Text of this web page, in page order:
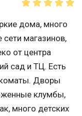
дома, много
магазинов,
от центра
сад и ТЦ. Есть
Дворы
клумбы,
много детских